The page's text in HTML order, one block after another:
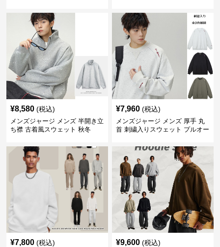
¥8,580 (税込)
メンズジャージ メンズ 半開き立
ち襟 古着風スウェット 秋冬
¥7,960 (税込)
メンズジャージ メンズ 厚手 丸
首 刺繍入りスウェット プルオー
¥7,800 (税込) ¥9,600 (税込)